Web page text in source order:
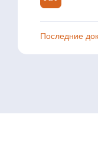
Последние